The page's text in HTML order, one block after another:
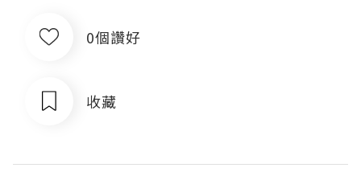
0個讚好
收藏